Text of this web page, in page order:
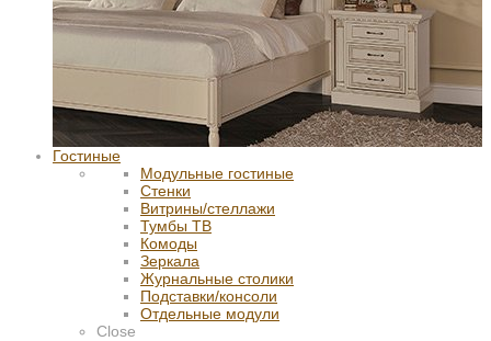
Гостиные
Модульные гостиные
Стенки
Витрины/стеллажи
Тумбы ТВ
Комоды
Зеркала
Журнальные столики
Подставки/консоли
Отдельные модули
Close